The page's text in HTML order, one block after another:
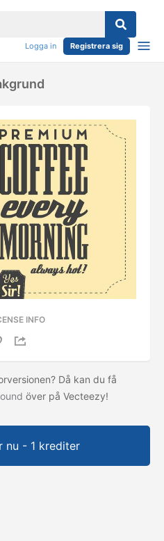
Logga in Registrera sig
INFO
Då kan du få
över på Vecteezy!
nu - 1 krediter